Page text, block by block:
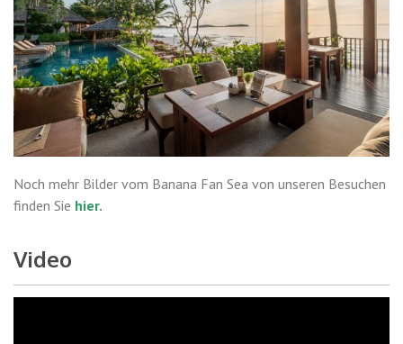
Noch mehr Bilder vom Banana Fan Sea von unseren Besuchen
finden Sie hier.
Video